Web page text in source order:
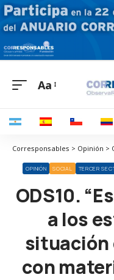
Aa
OPINIÓN SOCIAL TERCER
ODS10.
a los
situación
con